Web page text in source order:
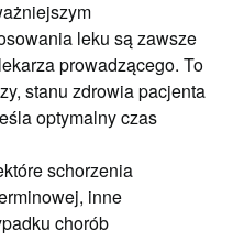
leku są zawsze
prowadzącego. To
stanu zdrowia pacjenta
optymalny czas
schorzenia
inne
chorób